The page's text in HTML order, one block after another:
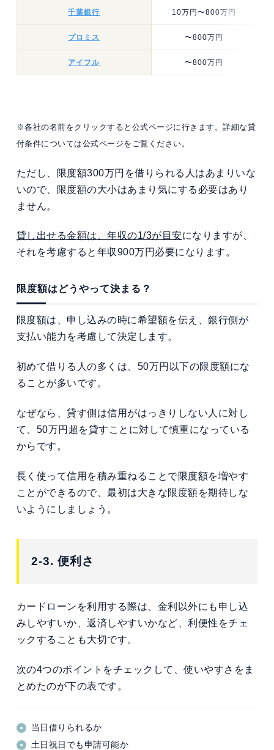
千葉銀行 10万円〜800万円
プロミス 〜800万円
アイフル 〜800万円
※各社の名前をクリックすると公式ページに行きます。詳細な貸
付条件については公式ページをご覧ください。
ただし、限度額300万円を借りられる人はあまりいな
いので、限度額の大小はあまり気にする必要はあり
ません。
貸し出せる金額は、年収の1/3が目安になりますが、
それを考慮すると年収900万円必要になります。
限度額はどうやって決まる？
限度額は、申し込みの時に希望額を伝え、銀行側が
支払い能力を考慮して決定します。
初めて借りる人の多くは、50万円以下の限度額にな
ることが多いです。
なぜなら、貸す側は信用がはっきりしない人に対し
て、50万円超を貸すことに対して慎重になっている
からです。
長く使って信用を積み重ねることで限度額を増やす
ことができるので、最初は大きな限度額を期待しな
いようにしましょう。
2-3. 便利さ
カードローンを利用する際は、金利以外にも申し込
みしやすいか、返済しやすいかなど、利便性をチェ
ックすることも大切です。
次の4つのポイントをチェックして、使いやすさをま
とめたのが下の表です。
当日借りられるか
土日祝日でも申請可能か